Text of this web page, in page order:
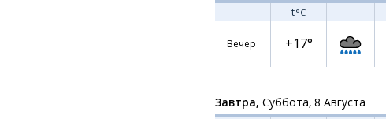
t°C
Вечер +17°
Завтра, Суббота, 8 Августа